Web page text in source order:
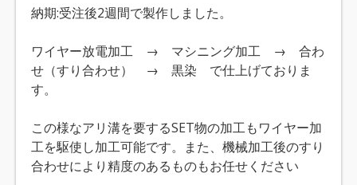
納期:受注後2週間で製作しました。
ワイヤー放電加工 → マシニング加工 → 合わ
せ（すり合わせ） → 黒染 で仕上げておりま
す。
この様なアリ溝を要するSET物の加工もワイヤー加
工を駆使し加工可能です。また、機械加工後のすり
合わせにより精度のあるものもお任せください